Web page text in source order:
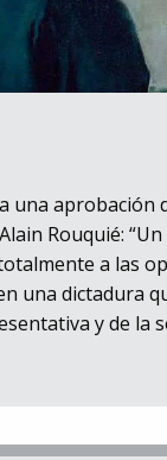
una aprobación
Rouquié:
a las
una dictadura
y de la